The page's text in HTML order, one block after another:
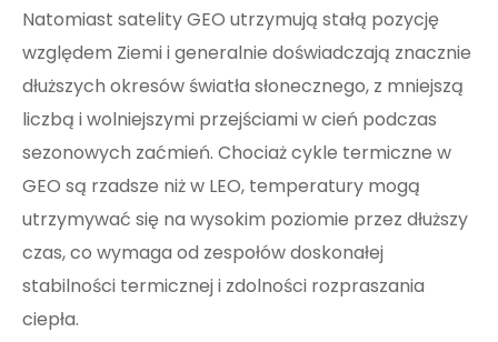
Natomiast satelity GEO utrzymują stałą pozycję
względem Ziemi i generalnie doświadczają znacznie
dłuższych okresów światła słonecznego, z mniejszą
liczbą i wolniejszymi przejściami w cień podczas
sezonowych zaćmień. Chociaż cykle termiczne w
GEO są rzadsze niż w LEO, temperatury mogą
utrzymywać się na wysokim poziomie przez dłuższy
czas, co wymaga od zespołów doskonałej
stabilności termicznej i zdolności rozpraszania
ciepła.